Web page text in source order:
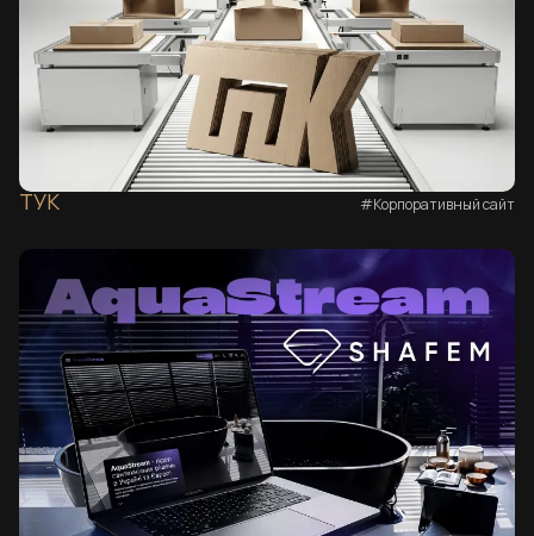
ТУК #Корпоративный сайт